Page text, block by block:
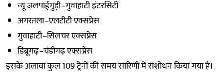
न्यू जलपाईगुड़ी–गुवाहाटी इंटरसिटी
अगरतला–एलटीटी एक्सप्रेस
गुवाहाटी–सिलचर एक्सप्रेस
डिब्रूगढ़–चंडीगढ़ एक्सप्रेस
इसके अलावा कुल 109 ट्रेनों की समय सारिणी में संशोधन किया गया है।